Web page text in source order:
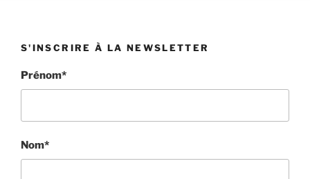
S'INSCRIRE À LA NEWSLETTER
Prénom*
Nom*